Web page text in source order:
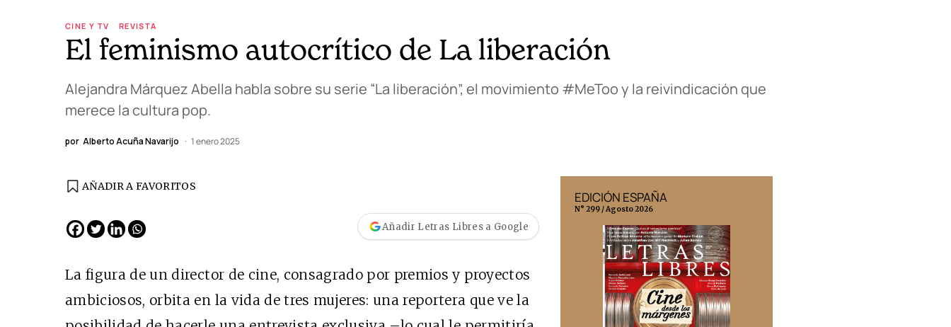
CINE Y TV REVISTA
El feminismo autocrítico de La liberación
Alejandra Márquez Abella habla sobre su serie “La liberación”, el movimiento #MeToo y la reivindicación que
merece la cultura pop.
por Alberto Acuña Navarijo 1 enero 2025
AÑADIR A FAVORITOS
Añadir Letras Libres a Google
La figura de un director de cine, consagrado por premios y proyectos
ambiciosos, orbita en la vida de tres mujeres: una reportera que ve la
EDICIÓN ESPAÑA
N° 299 / Agosto 2026